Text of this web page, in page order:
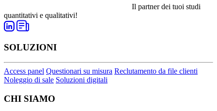
Il partner dei tuoi studi
quantitativi e qualitativi!
SOLUZIONI
Access panel Questionari su misura Reclutamento da file clienti
Noleggio di sale Soluzioni digitali
CHI SIAMO